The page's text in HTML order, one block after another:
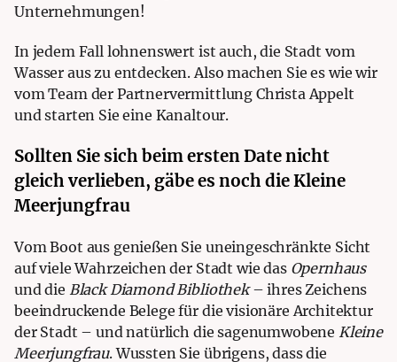
Unternehmungen!
In jedem Fall lohnenswert ist auch, die Stadt vom
Wasser aus zu entdecken. Also machen Sie es wie wir
vom Team der Partnervermittlung Christa Appelt
und starten Sie eine Kanaltour.
Sollten Sie sich beim ersten Date nicht
gleich verlieben, gäbe es noch die Kleine
Meerjungfrau
Vom Boot aus genießen Sie uneingeschränkte Sicht
auf viele Wahrzeichen der Stadt wie das Opernhaus
und die Black Diamond Bibliothek– ihres Zeichens
beeindruckende Belege für die visionäre Architektur
der Stadt – und natürlich die sagenumwobene Kleine
Meerjungfrau. Wussten Sie übrigens, dass die